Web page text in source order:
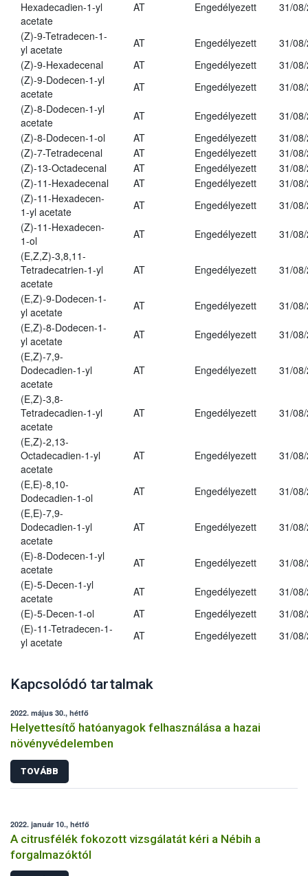
Hexadecadien-1-yl
acetate
AT Engedélyezett 31/
(Z)-9-Tetradecen-1-
yl acetate
AT Engedélyezett
31/
(Z)-9-Hexadecenal
AT Engedélyezett
31/
(Z)-9-Dodecen-1-yl
acetate
AT Engedélyezett
31/
(Z)-8-Dodecen-1-yl
acetate
AT Engedélyezett
31/
(Z)-8-Dodecen-1-ol
AT Engedélyezett
31/
(Z)-7-Tetradecenal
AT Engedélyezett
31/
(Z)-13-Octadecenal
AT Engedélyezett
31/
(Z)-11-Hexadecenal
AT Engedélyezett
31/
(Z)-11-Hexadecen-
1-yl acetate
AT Engedélyezett
31/
(Z)-11-Hexadecen-
1-ol
AT Engedélyezett
31/
(E,Z,Z)-3,8,11-
Tetradecatrien-1-yl
acetate
AT Engedélyezett 31/
(E,Z)-9-Dodecen-1-
yl acetate
AT Engedélyezett
31/
(E,Z)-8-Dodecen-1-
yl acetate
AT Engedélyezett
31/
(E,Z)-7,9-
Dodecadien-1-yl
acetate
AT Engedélyezett 31/
(E,Z)-3,8-
Tetradecadien-1-yl
acetate
AT Engedélyezett 31/
(E,Z)-2,13-
Octadecadien-1-yl
acetate
AT Engedélyezett 31/
(E,E)-8,10-
Dodecadien-1-ol
AT Engedélyezett
31/
(E,E)-7,9-
Dodecadien-1-yl
acetate
AT Engedélyezett 31/
(E)-8-Dodecen-1-yl
acetate
AT Engedélyezett
31/
(E)-5-Decen-1-yl
acetate
AT Engedélyezett
31/
(E)-5-Decen-1-ol
AT Engedélyezett
31/
(E)-11-Tetradecen-1-
yl acetate
AT Engedélyezett 31/
Kapcsolódó tartalmak
2022. május 30., hétfő
Helyettesítő hatóanyagok felhasználása a hazai
növényvédelemben
TOVÁBB
2022. január 10., hétfő
A citrusfélék fokozott vizsgálatát kéri a Nébih a
forgalmazóktól